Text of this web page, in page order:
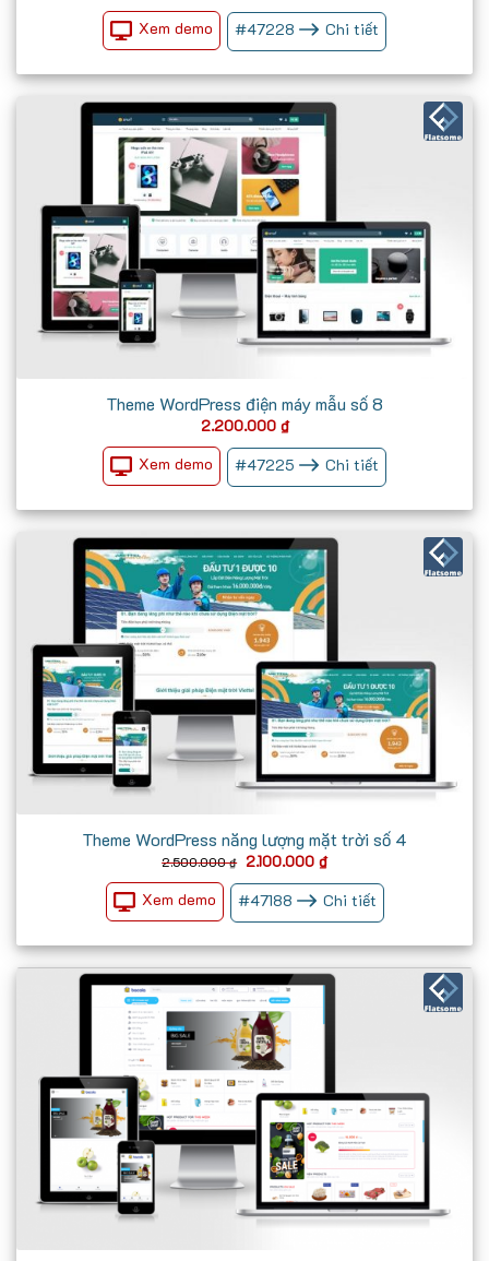
Xem demo #47228 Chi tiết
Theme WordPress điện máy mẫu số 8
2.200.000 ₫
Xem demo #47225 Chi tiết
Theme WordPress năng lượng mặt trời số 4
2.500.000₫ Giá
là:
2.500.000 ₫.
2.100.000 ₫Giá
hiện
tại
là:
2.100.000 ₫.
Xem demo #47188 Chi tiết